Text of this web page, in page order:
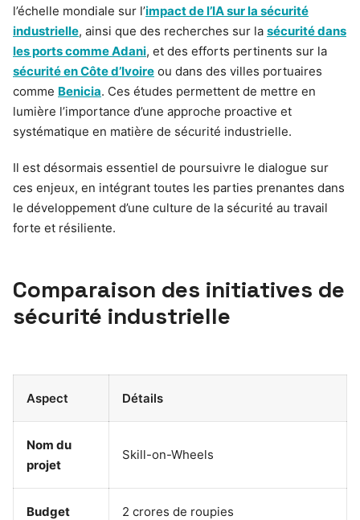
l’échelle mondiale sur l’impact de l’IA sur la sécurité
industrielle, ainsi que des recherches sur la sécurité dans
les ports comme Adani, et des efforts pertinents sur la
sécurité en Côte d’Ivoire ou dans des villes portuaires
comme Benicia. Ces études permettent de mettre en
lumière l’importance d’une approche proactive et
systématique en matière de sécurité industrielle.
Il est désormais essentiel de poursuivre le dialogue sur
ces enjeux, en intégrant toutes les parties prenantes dans
le développement d’une culture de la sécurité au travail
forte et résiliente.
Comparaison des initiatives de
sécurité industrielle
Aspect Détails
Nom du
projet
Skill-on-Wheels
Budget 2 crores de roupies